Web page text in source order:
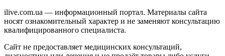
ilive.com.ua — информационный портал. Материалы сайта
носят ознакомительный характер и не заменяют консультацию
квалифицированного специалиста.
Сайт не предоставляет медицинских консультаций,